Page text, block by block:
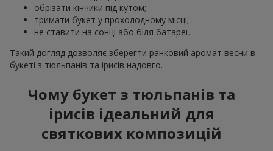
обрізати кінчики під кутом;
тримати букет у прохолодному місці;
не ставити на сонці або біля батареї.
Такий догляд дозволяє зберегти ранковий аромат весни в
букеті з тюльпанів та ірисів надовго.
Чому букет з тюльпанів та
ірисів ідеальний для
святкових композицій